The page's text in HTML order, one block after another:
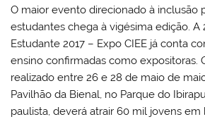
O maior evento direcionado à inclusão
estudantes chega à vigésima edição. A
Estudante 2017 – Expo CIEE já conta
ensino confirmadas como expositoras.
realizado entre 26 e 28 de maio de
Pavilhão da Bienal, no Parque do
paulista, deverá atrair 60 mil jovens